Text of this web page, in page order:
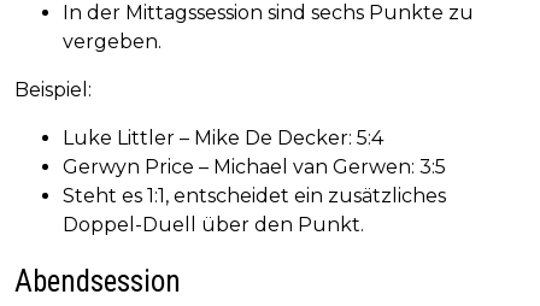
In der Mittagssession sind sechs Punkte zu
vergeben.
Beispiel:
Luke Littler – Mike De Decker: 5:4
Gerwyn Price – Michael van Gerwen: 3:5
Steht es 1:1, entscheidet ein zusätzliches
Doppel-Duell über den Punkt.
Abendsession